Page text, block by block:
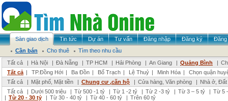
Sàn giao dịch Tin tức Dự án Tư vấn Đăng nhập Đăng ký
Đăng
Cần bán
Cho thuê
Tìm theo nhu cầu
Tất cả
| Hà Nội | Đà Nẵng | TP HCM | Hải Phòng | An Giang | Quảng Bình |
Tất cả | TP.Đồng Hới | Ba Đồn | Bố Trạch | Lệ Thuỷ | Minh Hóa |
Chọn quận
Tất cả
| Mặt phố, Mặt tiền | Chung cư ,căn hộ | Cửa hàng, Văn phòng | Nhà ở,
Tất cả
| Dưới 500 triệu | Từ 500 -1 tỷ | Từ 1 -2 tỷ | Từ 2 -3 tỷ | Từ 3 – 5 tỷ | Từ 5
| Từ 20 - 30 tỷ | Từ 30 - 40 tỷ | Từ 40 - 60 tỷ | Trên 60 tỷ